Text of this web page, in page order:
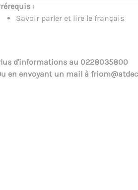
:
Savoir parler et lire le français
d'informations au 0228035800
en envoyant un mail à